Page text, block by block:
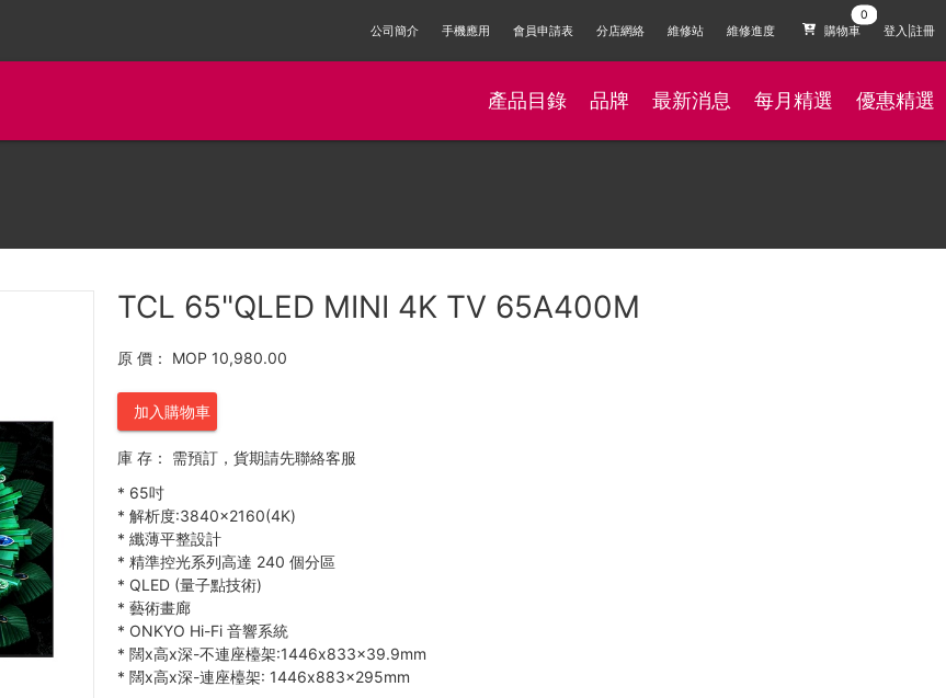
公司簡介 手機應用 會員申請表 分店網絡 維修站 維修進度 購物車 登入|註冊
產品目錄 品牌 最新消息 每月精選 優惠精選
TCL 65"QLED MINI 4K TV 65A400M
原 價： MOP 10,980.00
加入購物車
庫 存：
需預訂，貨期請先聯絡客服
* 65吋
* 解析度:3840×2160(4K)
* 纖薄平整設計
* 精準控光系列高達 240 個分區
* QLED (量子點技術)
* 藝術畫廊
* ONKYO Hi-Fi 音響系統
* 闊x高x深-不連座檯架:1446x833x39.9mm
* 闊x高x深-連座檯架: 1446x883x295mm